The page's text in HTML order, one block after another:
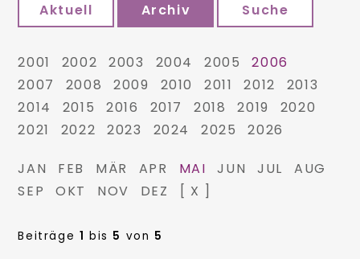
Aktuell Archiv Suche
2001 2002 2003 2004 2005
2006
2007
2008 2009 2010 2011 2012
2013
2014
2015 2016 2017 2018 2019
2020
2021
2022 2023 2024 2025 2026
JAN FEB MÄR APR MAI JUN JUL
AUG
SEP
OKT NOV DEZ [ X ]
Beiträge 1 bis 5 von 5